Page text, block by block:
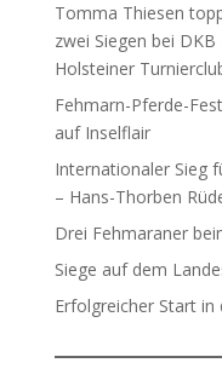
Tomma Thiesen
zwei Siegen bei
Holsteiner
Fehmarn-Pferde-
auf Inselflair
Internationaler Sieg
– Hans-Thorben
Drei Fehmaraner
Siege auf dem
Erfolgreicher Start